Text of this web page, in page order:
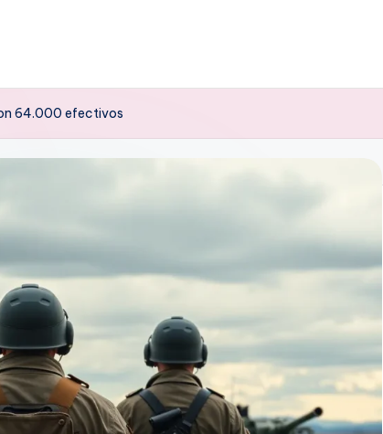
64.000 efectivos